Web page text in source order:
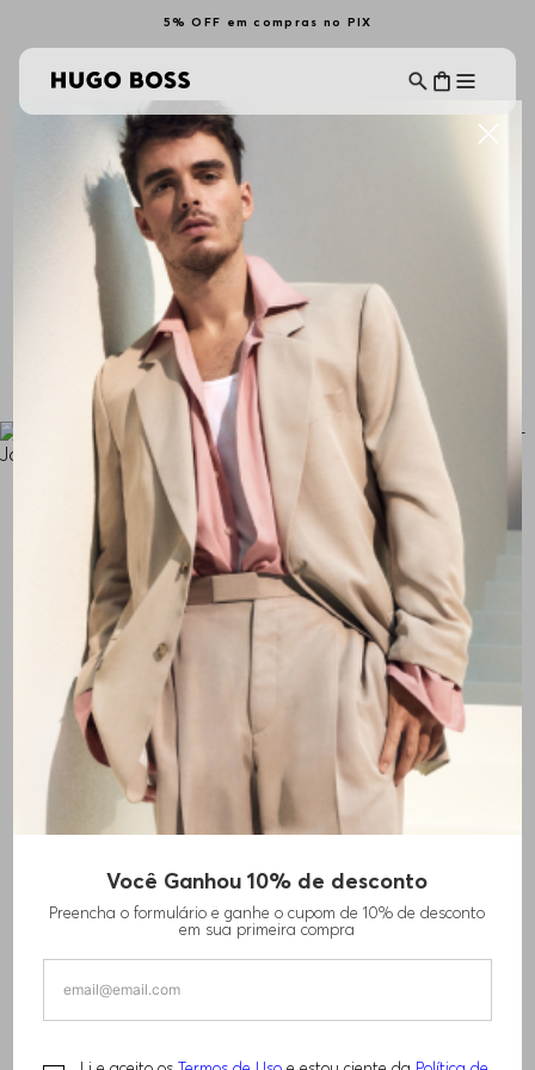
5% OFF em compras no PIX
Você Ganhou 10% de desconto
Preencha o formulário e ganhe o cupom de 10% de desconto
em sua primeira compra
CAMISETA DE MISTURA DE ALGODÃO COM
ESTRUTURA DE BOLHA-JACQUARD